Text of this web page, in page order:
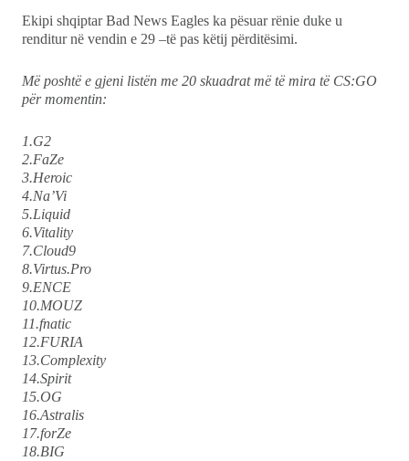
Ekipi shqiptar Bad News Eagles ka pësuar rënie duke u
renditur në vendin e 29 –të pas këtij përditësimi.
Më poshtë e gjeni listën me 20 skuadrat më të mira të CS:GO
për momentin:
1.G2
2.FaZe
3.Heroic
4.Na’Vi
5.Liquid
6.Vitality
7.Cloud9
8.Virtus.Pro
9.ENCE
10.MOUZ
11.fnatic
12.FURIA
13.Complexity
14.Spirit
15.OG
16.Astralis
17.forZe
18.BIG